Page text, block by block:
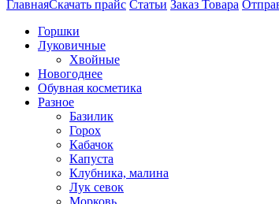
ГлавнаяСкачать прайс Статьи Заказ Товара
Горшки
Луковичные
Хвойные
Новогоднее
Обувная косметика
Разное
Базилик
Горох
Кабачок
Капуста
Клубника, малина
Лук севок
Морковь